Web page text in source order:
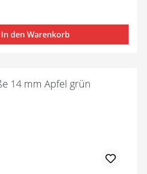
In den Warenkorb